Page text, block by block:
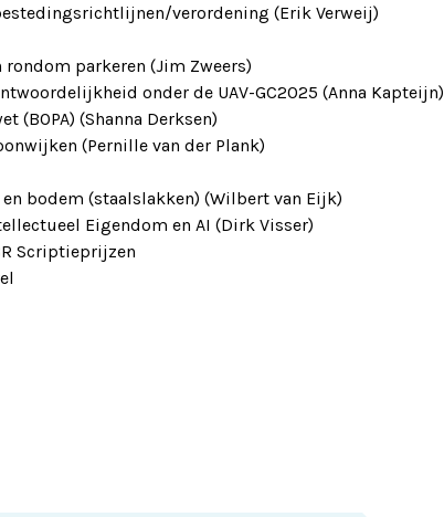
verordening (Erik Verweij)
parkeren (Jim Zweers)
onder de UAV-GC2025 (Anna Kapteijn)
(BOPA) (Shanna Derksen)
(Pernille van der Plank)
bodem (staalslakken) (Wilbert van Eijk)
Eigendom en AI (Dirk Visser)
Scriptieprijzen